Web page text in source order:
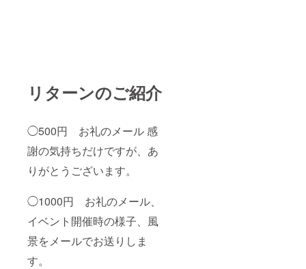
リターンのご紹介
◯500円 お礼のメール 感
謝の気持ちだけですが、あ
りがとうございます。
◯1000円 お礼のメール、
イベント開催時の様子、風
景をメールでお送りしま
す。